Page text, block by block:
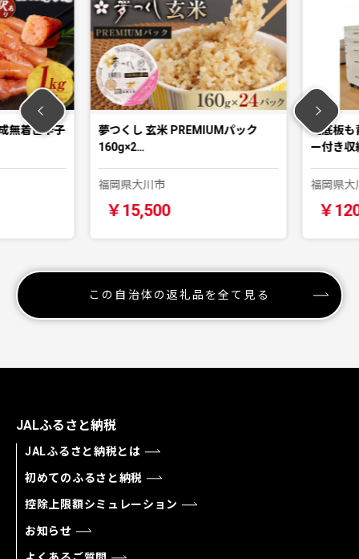
着色辛子
夢つくし 玄米 PREMIUMパック
160g×2…
福岡県大川市
￥15,500
【底板も
ー付き収
福岡県大
￥
この自治体の返礼品を全て見る
JALふるさと納税
JALふるさと納税とは
初めてのふるさと納税
控除上限額シミュレーション
お知らせ